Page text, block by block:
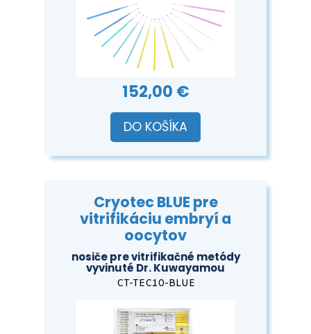
152,00 €
DO KOŠÍKA
Cryotec BLUE pre
vitrifikáciu embryí a
oocytov
nosiče pre vitrifikačné metódy
vyvinuté Dr. Kuwayamou
CT-TEC10-BLUE